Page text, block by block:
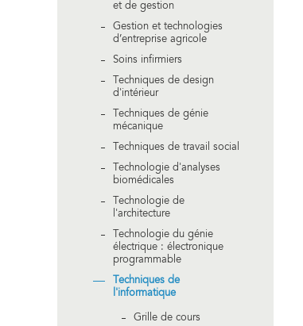
et de gestion
Gestion et technologies
d’entreprise agricole
Soins infirmiers
Techniques de design
d'intérieur
Techniques de génie
mécanique
Techniques de travail social
Technologie d'analyses
biomédicales
Technologie de
l'architecture
Technologie du génie
électrique : électronique
programmable
Techniques de
l'informatique
Grille de cours